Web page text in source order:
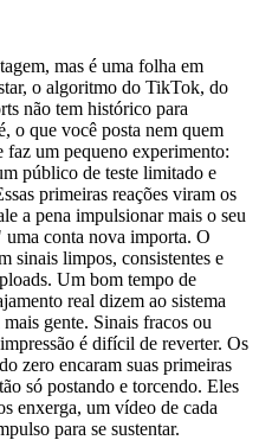
mas é uma folha em
o algoritmo do TikTok, do
não tem histórico para
o que você posta nem quem
faz um pequeno experimento:
público de teste limitado e
primeiras reações viram os
a pena impulsionar mais o seu
conta nova importa. O
sinais limpos, consistentes e
Um bom tempo de
real dizem ao sistema
gente. Sinais fracos ou
é difícil de reverter. Os
zero encaram suas primeiras
só postando e torcendo. Eles
enxerga, um vídeo de cada
para se sustentar.